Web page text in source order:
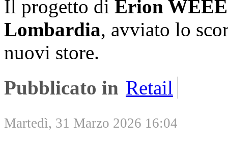
Il progetto di Erion WEEE
Lombardia, avviato lo
nuovi store.
Pubblicato in Retail
Martedì, 31 Marzo 2026 16:04